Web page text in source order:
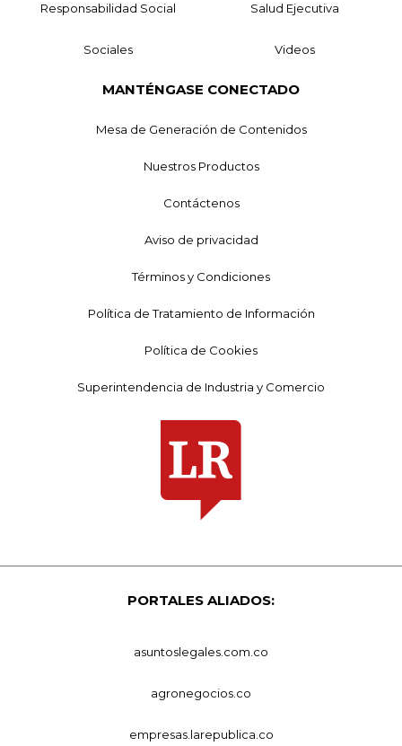
Responsabilidad Social Salud Ejecutiva
Sociales Videos
MANTÉNGASE CONECTADO
Mesa de Generación de Contenidos
Nuestros Productos
Contáctenos
Aviso de privacidad
Términos y Condiciones
Política de Tratamiento de Información
Política de Cookies
Superintendencia de Industria y Comercio
PORTALES ALIADOS:
asuntoslegales.com.co
agronegocios.co
empresas.larepublica.co